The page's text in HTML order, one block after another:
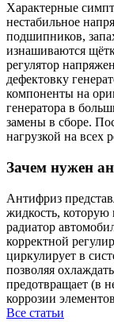
Характерные
нестабильное
подшипников,
изнашиваются
регулятор
дефектовку
компоненты на
генератора в
замены в сборе.
нагрузкой на всех
Зачем нужен
Антифриз
жидкость, которую
радиатор
корректной
циркулирует в
позволяя
предотвращает (в
коррозии
Все статьи